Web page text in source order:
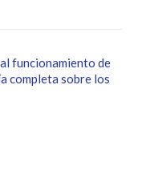
funcionamiento de
completa sobre los